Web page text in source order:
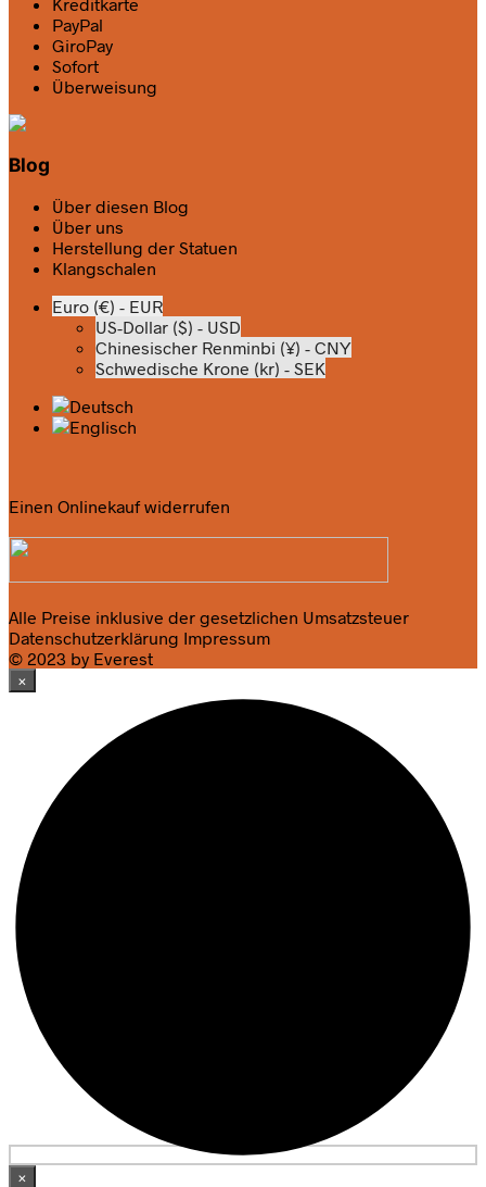
PayPal
GiroPay
Sofort
Überweisung
Blog
Über diesen Blog
Über uns
Herstellung der Statuen
Klangschalen
Euro (€) - EUR
US-Dollar ($) - USD
Chinesischer Renminbi (¥) - CNY
Schwedische Krone (kr) - SEK
Einen Onlinekauf widerrufen
Alle Preise inklusive der gesetzlichen Umsatzsteuer
Datenschutzerklärung Impressum
© 2023 by Everest
×
×